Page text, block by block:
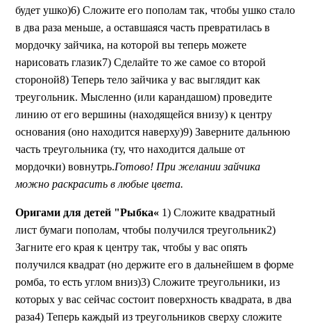
будет ушко)6) Сложите его пополам так, чтобы ушко стало
в два раза меньше, а оставшаяся часть превратилась в
мордочку зайчика, на которой вы теперь можете
нарисовать глазик7) Сделайте то же самое со второй
стороной8) Теперь тело зайчика у вас выглядит как
треугольник. Мысленно (или карандашом) проведите
линию от его вершины (находящейся внизу) к центру
основания (оно находится наверху)9) Заверните дальнюю
часть треугольника (ту, что находится дальше от
мордочки) вовнутрь.Готово! При желании зайчика
можно раскрасить в любые цвета.
Оригами для детей "Рыбка« 1) Сложите квадратный
лист бумаги пополам, чтобы получился треугольник2)
Загните его края к центру так, чтобы у вас опять
получился квадрат (но держите его в дальнейшем в форме
ромба, то есть углом вниз)3) Сложите треугольники, из
которых у вас сейчас состоит поверхность квадрата, в два
раза4) Теперь каждый из треугольников сверху сложите